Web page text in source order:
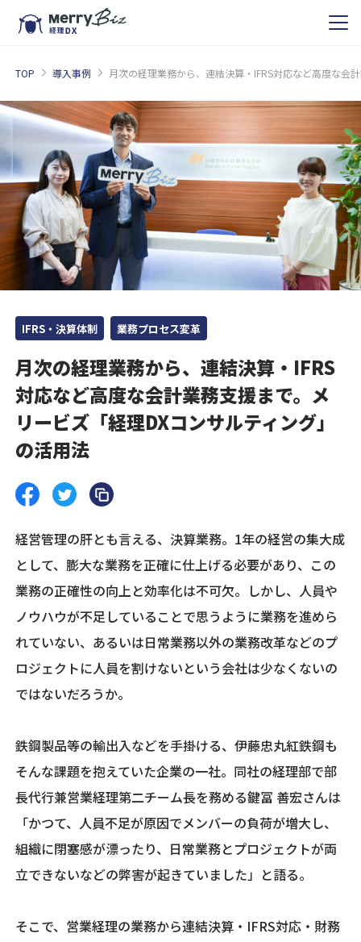
TOP 導入事例 月次の経理業務から、連結決算・IFRS対応など高度な会
IFRS・決算体制 業務プロセス変革
月次の経理業務から、連結決算・IFRS
対応など高度な会計業務支援まで。メ
リービズ「経理DXコンサルティング」
の活用法
経営管理の肝とも言える、決算業務。1年の経営の集大成
として、膨大な業務を正確に仕上げる必要があり、この
業務の正確性の向上と効率化は不可欠。しかし、人員や
ノウハウが不足していることで思うように業務を進めら
れていない、あるいは日常業務以外の業務改革などのプ
ロジェクトに人員を割けないという会社は少なくないの
ではないだろうか。
鉄鋼製品等の輸出入などを手掛ける、伊藤忠丸紅鉄鋼も
そんな課題を抱えていた企業の一社。同社の経理部で部
長代行兼営業経理第二チーム長を務める鍵冨 善宏さんは
「かつて、人員不足が原因でメンバーの負荷が増大し、
組織に閉塞感が漂ったり、日常業務とプロジェクトが両
立できないなどの弊害が起きていました」と語る。
そこで、営業経理の業務から連結決算・IFRS対応・財務